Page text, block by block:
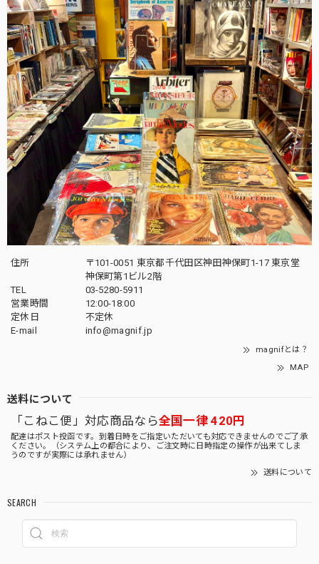
住所
〒101-0051 東京都千代田区神田神保町1-17 東京堂
神保町第1ビル2階
TEL
03-5280-5911
営業時間
12:00-18:00
定休日
不定休
E-mail
info@magnif.jp
magnifとは？
MAP
送料について
「こねこ便」対応商品なら全国一律 420円
配達はポスト投函です。到着日時をご指定いただいても対応できませんのでご了承
ください。（システム上の都合により、ご注文時に日時指定の操作が出来てしま
うのですが実際には承れません）
送料について
SEARCH